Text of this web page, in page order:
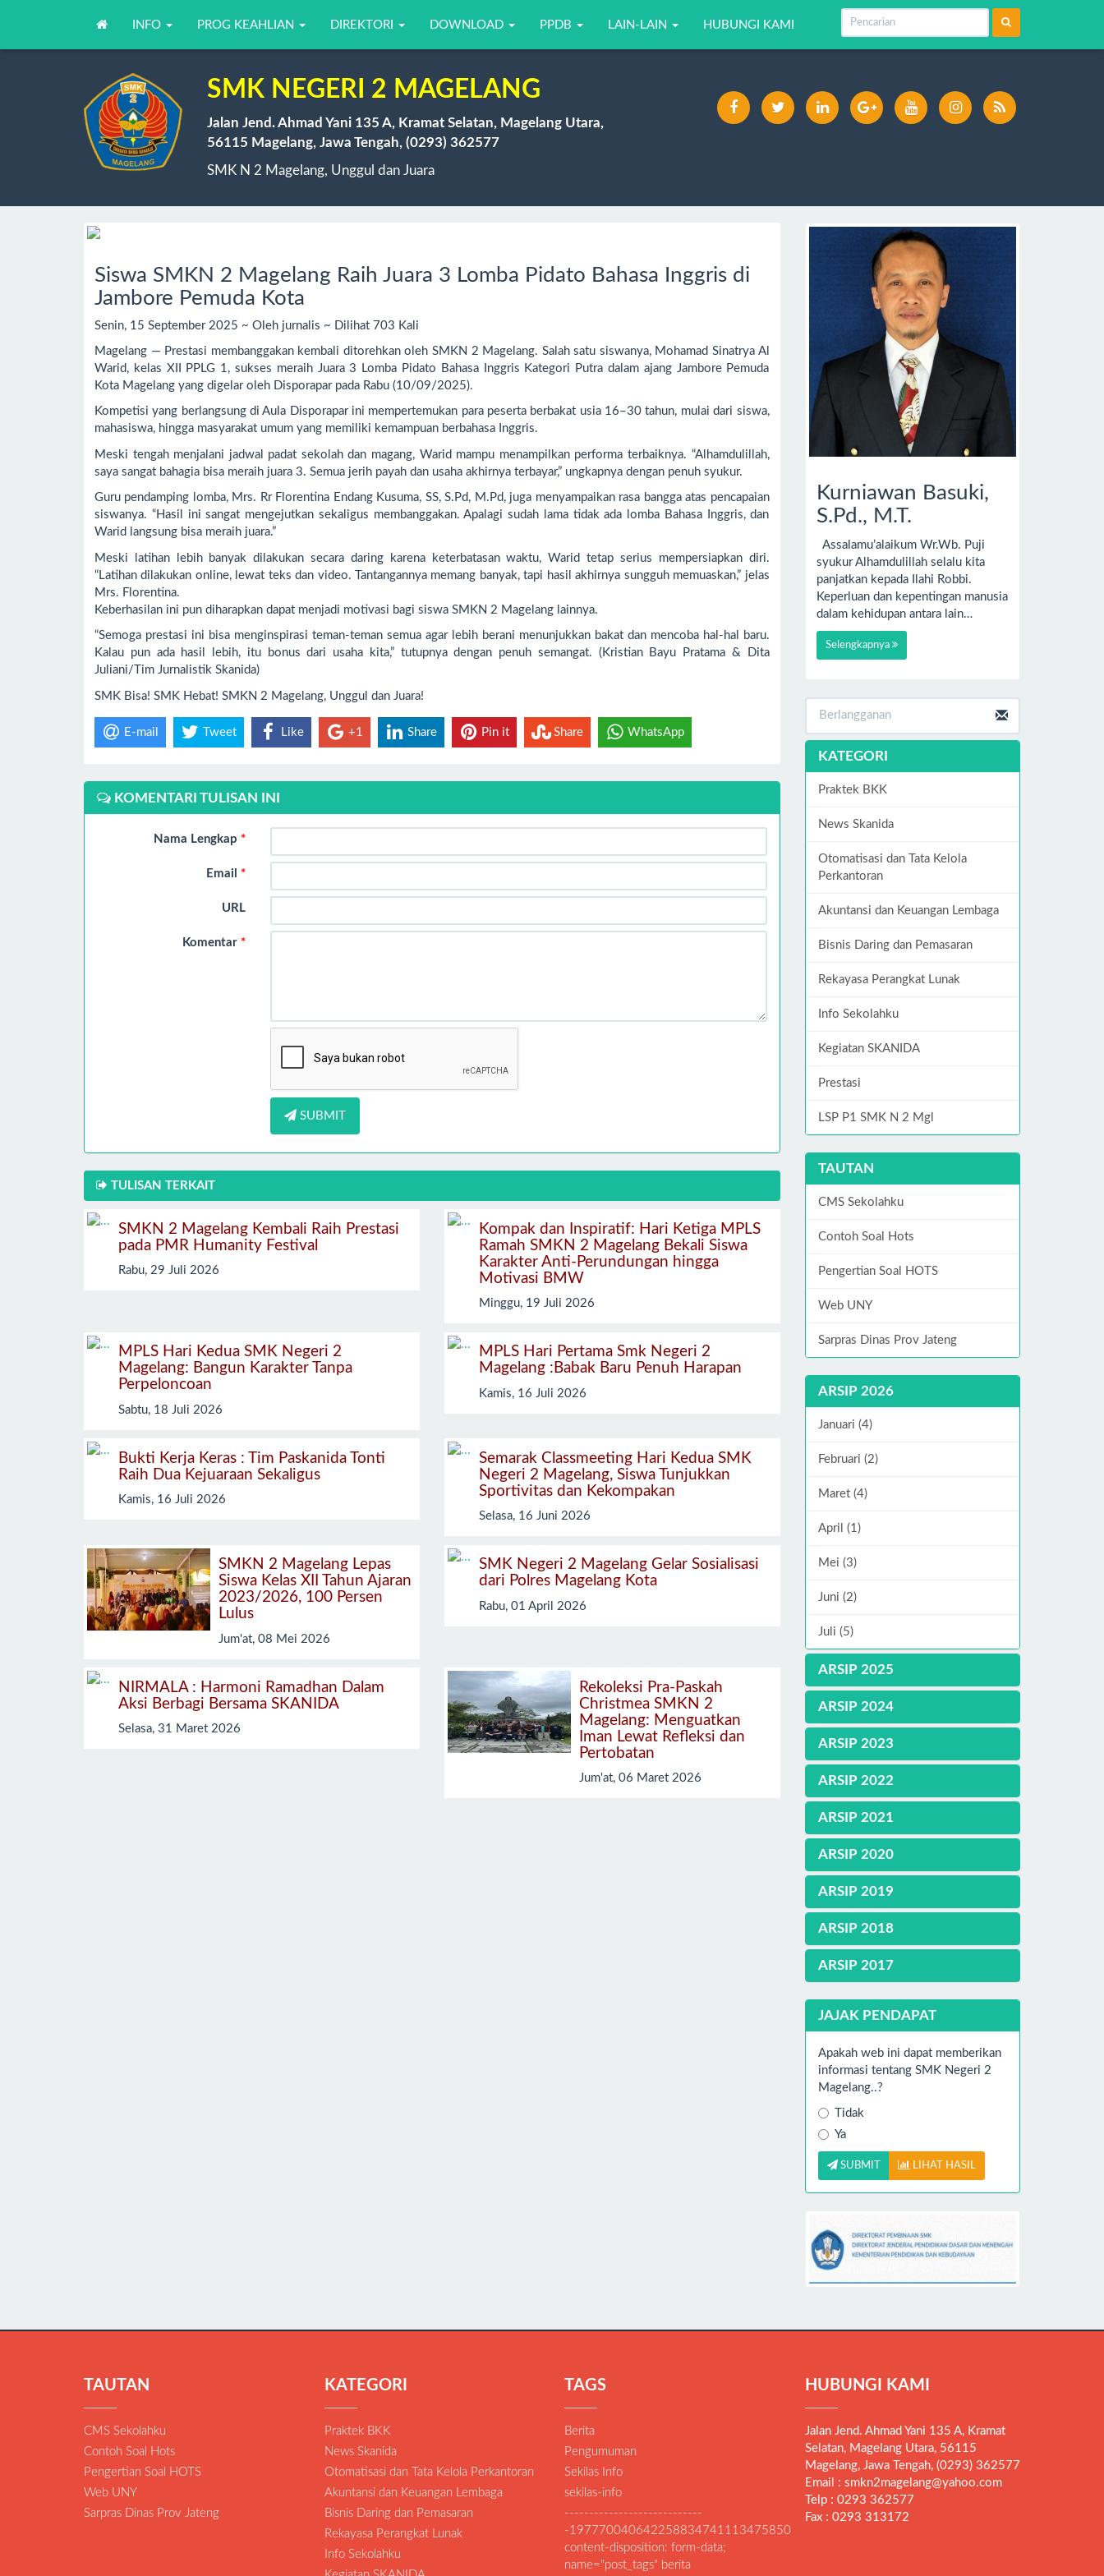
INFO PROG KEAHLIAN DIREKTORI DOWNLOAD PPDB LAIN-LAIN HUBUNGI KAMI
SMK NEGERI 2 MAGELANG
Jalan Jend. Ahmad Yani 135 A, Kramat Selatan, Magelang Utara,
56115 Magelang, Jawa Tengah, (0293) 362577
SMK N 2 Magelang, Unggul dan Juara
Siswa SMKN 2 Magelang Raih Juara 3 Lomba Pidato Bahasa Inggris di
Jambore Pemuda Kota
Senin, 15 September 2025 ~ Oleh jurnalis ~ Dilihat 703 Kali
Magelang — Prestasi membanggakan kembali ditorehkan oleh SMKN 2 Magelang. Salah satu siswanya, Mohamad Sinatrya Al
Warid, kelas XII PPLG 1, sukses meraih Juara 3 Lomba Pidato Bahasa Inggris Kategori Putra dalam ajang Jambore Pemuda
Kota Magelang yang digelar oleh Disporapar pada Rabu (10/09/2025).
Kompetisi yang berlangsung di Aula Disporapar ini mempertemukan para peserta berbakat usia 16–30 tahun, mulai dari siswa,
mahasiswa, hingga masyarakat umum yang memiliki kemampuan berbahasa Inggris.
Meski tengah menjalani jadwal padat sekolah dan magang, Warid mampu menampilkan performa terbaiknya. “Alhamdulillah,
saya sangat bahagia bisa meraih juara 3. Semua jerih payah dan usaha akhirnya terbayar,” ungkapnya dengan penuh syukur.
Guru pendamping lomba, Mrs. Rr Florentina Endang Kusuma, SS, S.Pd, M.Pd, juga menyampaikan rasa bangga atas pencapaian
siswanya. “Hasil ini sangat mengejutkan sekaligus membanggakan. Apalagi sudah lama tidak ada lomba Bahasa Inggris, dan
Warid langsung bisa meraih juara.”
Meski latihan lebih banyak dilakukan secara daring karena keterbatasan waktu, Warid tetap serius mempersiapkan diri.
“Latihan dilakukan online, lewat teks dan video. Tantangannya memang banyak, tapi hasil akhirnya sungguh memuaskan,” jelas
Mrs. Florentina.
Keberhasilan ini pun diharapkan dapat menjadi motivasi bagi siswa SMKN 2 Magelang lainnya.
“Semoga prestasi ini bisa menginspirasi teman-teman semua agar lebih berani menunjukkan bakat dan mencoba hal-hal baru.
Kalau pun ada hasil lebih, itu bonus dari usaha kita,” tutupnya dengan penuh semangat. (Kristian Bayu Pratama & Dita
Juliani/Tim Jurnalistik Skanida)
SMK Bisa! SMK Hebat! SMKN 2 Magelang, Unggul dan Juara!
E-mail Tweet Like +1 Share Pin it Share WhatsApp
KOMENTARI TULISAN INI
Nama Lengkap *
Email *
URL
Komentar *
SUBMIT
TULISAN TERKAIT
SMKN 2 Magelang Kembali Raih Prestasi
pada PMR Humanity Festival
Rabu, 29 Juli 2026
Kompak dan Inspiratif: Hari Ketiga MPLS
Ramah SMKN 2 Magelang Bekali Siswa
Karakter Anti-Perundungan hingga
Motivasi BMW
Minggu, 19 Juli 2026
MPLS Hari Kedua SMK Negeri 2
Magelang: Bangun Karakter Tanpa
Perpeloncoan
Sabtu, 18 Juli 2026
MPLS Hari Pertama Smk Negeri 2
Magelang :Babak Baru Penuh Harapan
Kamis, 16 Juli 2026
Bukti Kerja Keras : Tim Paskanida Tonti
Raih Dua Kejuaraan Sekaligus
Kamis, 16 Juli 2026
Semarak Classmeeting Hari Kedua SMK
Negeri 2 Magelang, Siswa Tunjukkan
Sportivitas dan Kekompakan
Selasa, 16 Juni 2026
SMKN 2 Magelang Lepas
Siswa Kelas XII Tahun Ajaran
2023/2026, 100 Persen
Lulus
Jum'at, 08 Mei 2026
SMK Negeri 2 Magelang Gelar Sosialisasi
dari Polres Magelang Kota
Rabu, 01 April 2026
NIRMALA : Harmoni Ramadhan Dalam
Aksi Berbagi Bersama SKANIDA
Selasa, 31 Maret 2026
Rekoleksi Pra-Paskah
Christmea SMKN 2
Magelang: Menguatkan
Iman Lewat Refleksi dan
Pertobatan
Jum'at, 06 Maret 2026
Kurniawan Basuki,
S.Pd., M.T.
Assalamu’alaikum Wr.Wb. Puji
syukur Alhamdulillah selalu kita
panjatkan kepada Ilahi Robbi.
Keperluan dan kepentingan manusia
dalam kehidupan antara lain…
Selengkapnya
KATEGORI
Praktek BKK
News Skanida
Otomatisasi dan Tata Kelola
Perkantoran
Akuntansi dan Keuangan Lembaga
Bisnis Daring dan Pemasaran
Rekayasa Perangkat Lunak
Info Sekolahku
Kegiatan SKANIDA
Prestasi
LSP P1 SMK N 2 Mgl
TAUTAN
CMS Sekolahku
Contoh Soal Hots
Pengertian Soal HOTS
Web UNY
Sarpras Dinas Prov Jateng
ARSIP 2026
Januari (4)
Februari (2)
Maret (4)
April (1)
Mei (3)
Juni (2)
Juli (5)
ARSIP 2025
ARSIP 2024
ARSIP 2023
ARSIP 2022
ARSIP 2021
ARSIP 2020
ARSIP 2019
ARSIP 2018
ARSIP 2017
JAJAK PENDAPAT
Apakah web ini dapat memberikan
informasi tentang SMK Negeri 2
Magelang..?
Tidak
Ya
SUBMIT LIHAT HASIL
TAUTAN
CMS Sekolahku
Contoh Soal Hots
Pengertian Soal HOTS
Web UNY
Sarpras Dinas Prov Jateng
KATEGORI
Praktek BKK
News Skanida
Otomatisasi dan Tata Kelola Perkantoran
Akuntansi dan Keuangan Lembaga
Bisnis Daring dan Pemasaran
Rekayasa Perangkat Lunak
Info Sekolahku
TAGS
Berita
Pengumuman
Sekilas Info
sekilas-info
----------------------------
-197770040642258834741113475850
content-disposition: form-data;
name="post_tags" berita
HUBUNGI KAMI
Jalan Jend. Ahmad Yani 135 A, Kramat
Selatan, Magelang Utara, 56115
Magelang, Jawa Tengah, (0293) 362577
Email : smkn2magelang@yahoo.com
Telp : 0293 362577
Fax : 0293 313172